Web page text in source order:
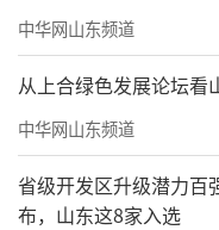
中华网山东频道
从上合绿色发展论坛
中华网山东频道
省级开发区升级潜力百
布，山东这8家入选